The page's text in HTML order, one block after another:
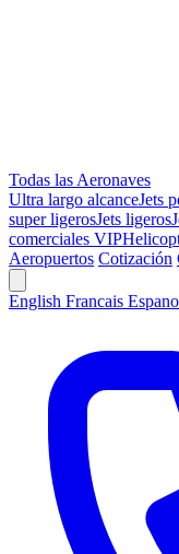
Todas las Aeronaves
Ultra largo alcanceJets
super ligerosJets ligeros
comerciales VIP
Aeropuertos Cotización
English Francais